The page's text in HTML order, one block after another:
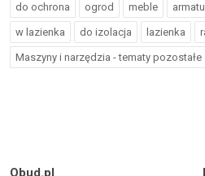
do ochrona ogrod meble
w lazienka do izolacja lazienka
Maszyny i narzędzia - tematy pozostałe
Obud.pl